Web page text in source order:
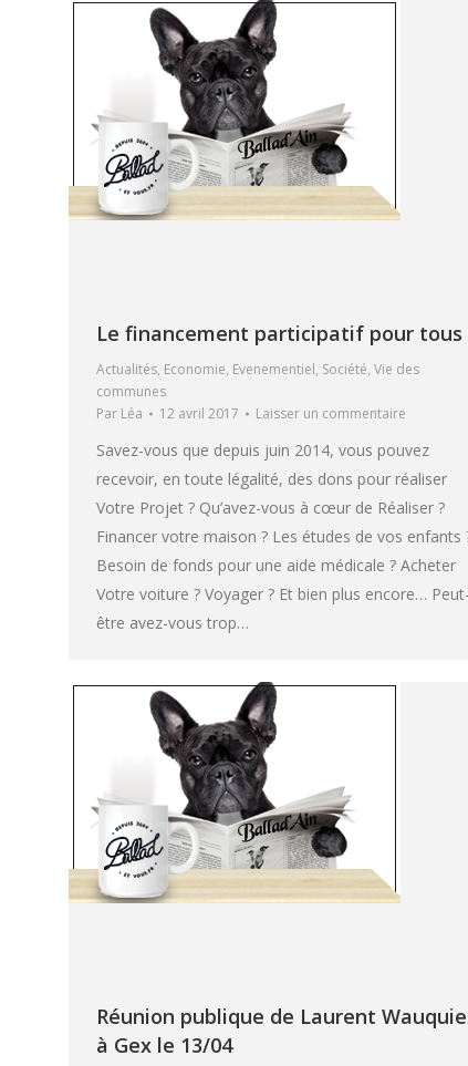
Le financement participatif pour tous
Actualités, Economie, Evenementiel, Société, Vie des
communes
Par Léa 12 avril 2017 Laisser un commentaire
Savez-vous que depuis juin 2014, vous pouvez
recevoir, en toute légalité, des dons pour réaliser
Votre Projet ? Qu’avez-vous à cœur de Réaliser ?
Financer votre maison ? Les études de vos enfants
Besoin de fonds pour une aide médicale ? Acheter
Votre voiture ? Voyager ? Et bien plus encore… Peut-
être avez-vous trop…
Réunion publique de Laurent
à Gex le 13/04